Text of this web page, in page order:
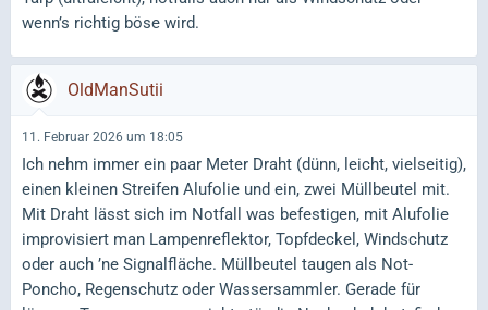
wenn’s richtig böse wird.
OldManSutii
11. Februar 2026 um 18:05
Ich nehm immer ein paar Meter Draht (dünn, leicht, vielseitig),
einen kleinen Streifen Alufolie und ein, zwei Müllbeutel mit.
Mit Draht lässt sich im Notfall was befestigen, mit Alufolie
improvisiert man Lampenreflektor, Topfdeckel, Windschutz
oder auch ’ne Signalfläche. Müllbeutel taugen als Not-
Poncho, Regenschutz oder Wassersammler. Gerade für